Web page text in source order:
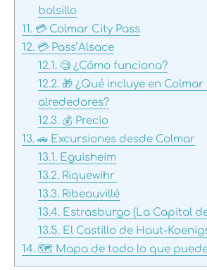
bolsillo
11. 💳 Colmar City Pass
12. 💳 Pass’Alsace
12.1.🧐 ¿Cómo funciona?
12.2.🎁 ¿Qué incluye en Colmar
alrededores?
12.3.💰 Precio
13. 🚗 Excursiones desde Colmar
13.1.Eguisheim
13.2.Riquewihr
13.3.Ribeauvillé
13.4.Estrasburgo (La Capital
13.5.El Castillo de Haut-
14. 🗺️ Mapa de todo lo que